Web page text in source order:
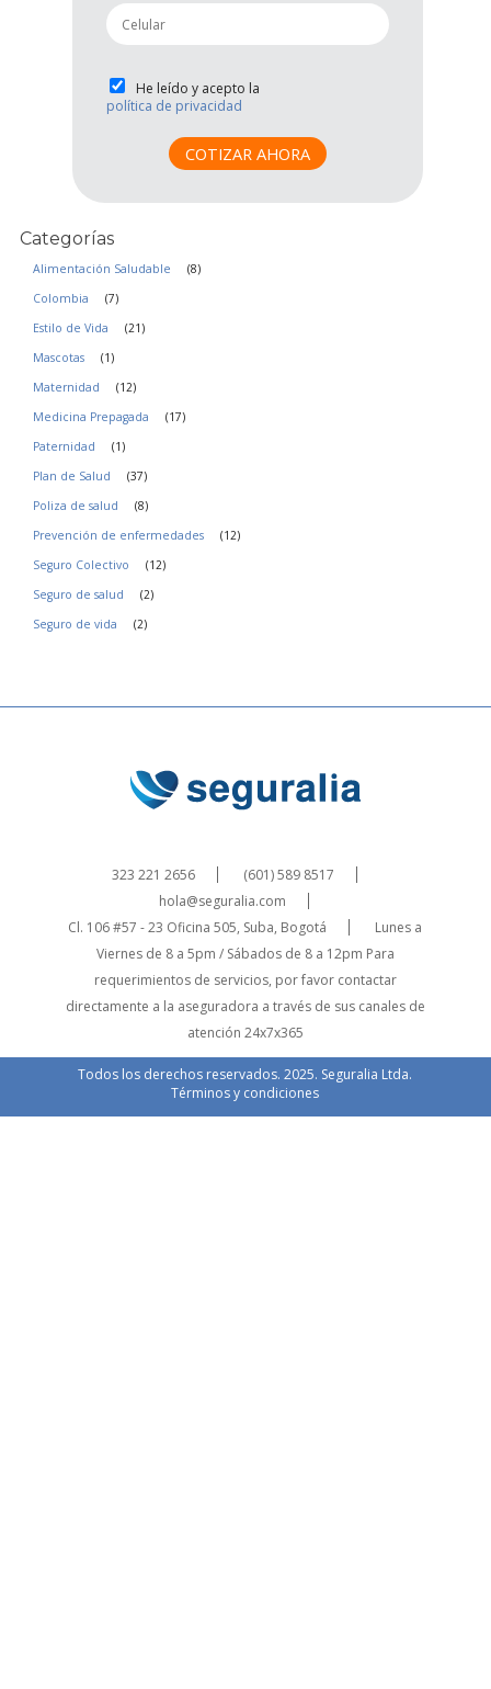
l
*
p
h
n
e
P
r
c
d
a
*
He leído y acepto la
política de privacidad
COTIZAR AHORA
Categorías
Alimentación Saludable
(8)
Colombia
(7)
Estilo de Vida
(21)
Mascotas
(1)
Maternidad
(12)
Medicina Prepagada
(17)
Paternidad
(1)
Plan de Salud
(37)
Poliza de salud
(8)
Prevención de enfermedades
(12)
Seguro Colectivo
(12)
Seguro de salud
(2)
Seguro de vida
(2)
323 221 2656
(601) 589 8517
hola@seguralia.com
Cl. 106 #57 - 23 Oficina 505, Suba, Bogotá
Lunes a
Viernes de 8 a 5pm / Sábados de 8 a 12pm Para
requerimientos de servicios, por favor contactar
directamente a la aseguradora a través de sus canales de
atención 24x7x365
Todos los derechos reservados. 2025. Seguralia Ltda.
Términos y condiciones